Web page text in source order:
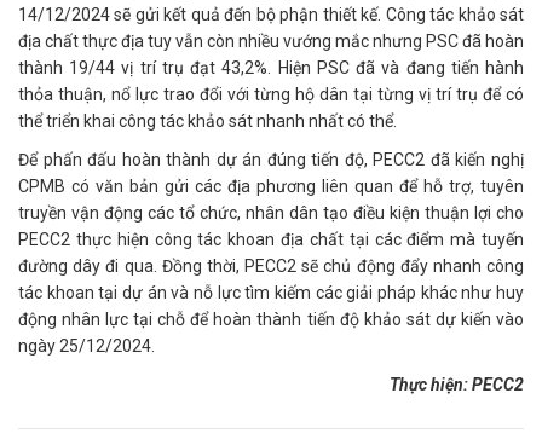
14/12/2024 sẽ gửi kết quả đến bộ phận thiết kế. Công tác khảo sát
địa chất thực địa tuy vẫn còn nhiều vướng mắc nhưng PSC đã hoàn
thành 19/44 vị trí trụ đạt 43,2%. Hiện PSC đã và đang tiến hành
thỏa thuận, nổ lực trao đổi với từng hộ dân tại từng vị trí trụ để có
thể triển khai công tác khảo sát nhanh nhất có thể.
Để phấn đấu hoàn thành dự án đúng tiến độ, PECC2 đã kiến nghị
CPMB có văn bản gửi các địa phương liên quan để hỗ trợ, tuyên
truyền vận động các tổ chức, nhân dân tạo điều kiện thuận lợi cho
PECC2 thực hiện công tác khoan địa chất tại các điểm mà tuyến
đường dây đi qua. Đồng thời, PECC2 sẽ chủ động đẩy nhanh công
tác khoan tại dự án và nỗ lực tìm kiếm các giải pháp khác như huy
động nhân lực tại chỗ để hoàn thành tiến độ khảo sát dự kiến vào
ngày 25/12/2024.
Thực hiện: PECC2